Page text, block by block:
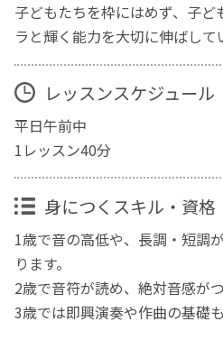
子どもたちを枠にはめず、子
ラと輝く能力を大切に伸ばして
レッスンスケジュール
平日午前中
1レッスン40分
身につくスキル・資格
1歳で音の高低や、長調・短調
ります。
2歳で音符が読め、絶対音感がつ
3歳では即興演奏や作曲の基礎も